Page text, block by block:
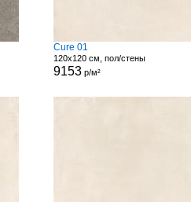
Cure 01
120x120 см, пол/стены
9153р/м²